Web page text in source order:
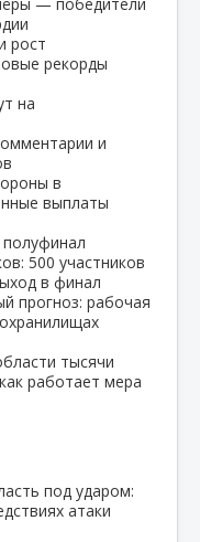
рост
рекорды
на
и
в
выплаты
500 участников
в финал
прогноз: рабочая
тысячи
работает мера
под ударом:
атаки